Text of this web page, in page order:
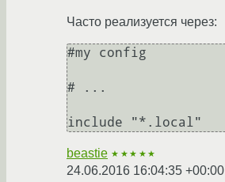
Часто реализуется через:
#my config
# ...
beastie ★★★★★
24.06.2016 16:04:35 +00:00